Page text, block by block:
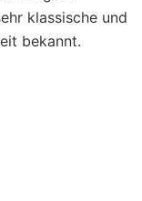
klassische und
bekannt.